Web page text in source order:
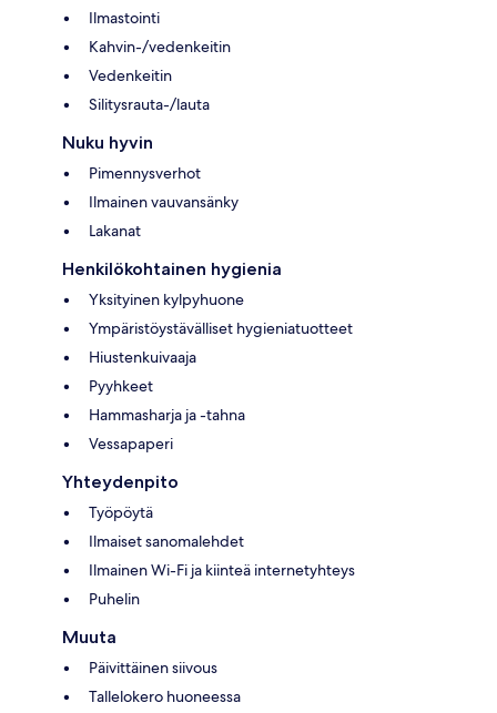
Ilmastointi
Kahvin-/vedenkeitin
Vedenkeitin
Silitysrauta-/lauta
Nuku hyvin
Pimennysverhot
Ilmainen vauvansänky
Lakanat
Henkilökohtainen hygienia
Yksityinen kylpyhuone
Ympäristöystävälliset hygieniatuotteet
Hiustenkuivaaja
Pyyhkeet
Hammasharja ja -tahna
Vessapaperi
Yhteydenpito
Työpöytä
Ilmaiset sanomalehdet
Ilmainen Wi-Fi ja kiinteä internetyhteys
Puhelin
Muuta
Päivittäinen siivous
Tallelokero huoneessa